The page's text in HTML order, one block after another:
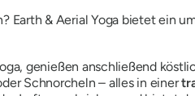
Earth & Aerial Yoga bietet ein
genießen anschließend
Schnorcheln – alles in einer